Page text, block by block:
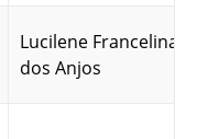
Lucilene Francelina
dos Anjos